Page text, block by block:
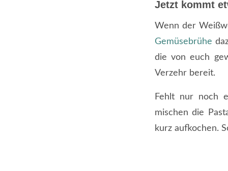
Jetzt kommt
Wenn der
Gemüsebrühe
die von euch
Verzehr bereit.
Fehlt nur noch
mischen die
kurz aufkochen.